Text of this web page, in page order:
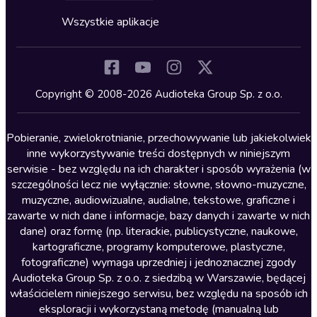
Kryminały
Lektury szkolne
Literatura anglojęzyczna
Literatura faktu
Literatura obyczajowa
Literatura piękna obca
Literatura piękna polska
Nagrania relaksacyjne
Nauka języków
Nauki humanistyczne
Cykle audiobooków
Wszystkie aplikacje
Copyright © 2008-2026 Audioteka Group Sp. z o.o.
Pobieranie, zwielokrotnianie, przechowywanie lub jakiekolwiek
inne wykorzystywanie treści dostępnych w niniejszym
serwisie - bez względu na ich charakter i sposób wyrażenia (w
szczególności lecz nie wyłącznie: słowne, słowno-muzyczne,
muzyczne, audiowizualne, audialne, tekstowe, graficzne i
zawarte w nich dane i informacje, bazy danych i zawarte w nich
dane) oraz formę (np. literackie, publicystyczne, naukowe,
kartograficzne, programy komputerowe, plastyczne,
fotograficzne) wymaga uprzedniej i jednoznacznej zgody
Audioteka Group Sp. z o.o. z siedzibą w Warszawie, będącej
właścicielem niniejszego serwisu, bez względu na sposób ich
eksploracji i wykorzystaną metodę (manualną lub